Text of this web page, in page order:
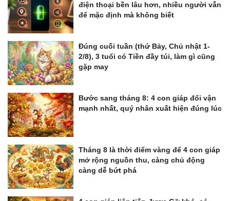
điện thoại bền lâu hơn, nhiều người vẫn
để mặc định mà không biết
Đúng cuối tuần (thứ Bảy, Chủ nhật 1-
2/8), 3 tuổi có Tiền đầy túi, làm gì cũng
gặp may
Bước sang tháng 8: 4 con giáp đổi vận
mạnh nhất, quý nhân xuất hiện đúng lúc
Tháng 8 là thời điểm vàng để 4 con giáp
mở rộng nguồn thu, càng chủ động
càng dễ bứt phá